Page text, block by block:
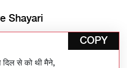
Shayari
COPY
दिल से को थी मैने,